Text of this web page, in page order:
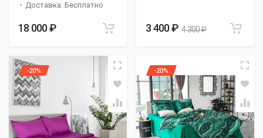
Доставка: Бесплатно
18 000 ₽ 3 400 ₽ 4 300 ₽
-20% -20%